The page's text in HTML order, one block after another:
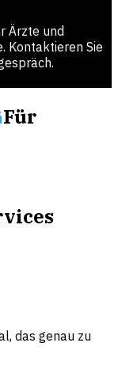
Ärzte und
Kontaktieren Sie
Für
das genau zu